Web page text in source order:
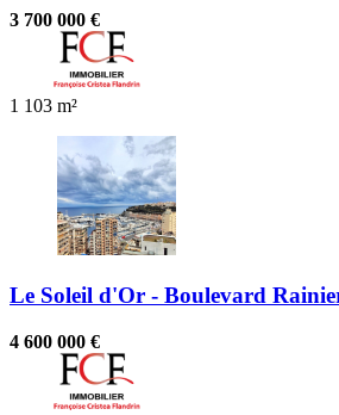
3 700 000 €
1 103 m²
Le Soleil d'Or - Boulevard
4 600 000 €